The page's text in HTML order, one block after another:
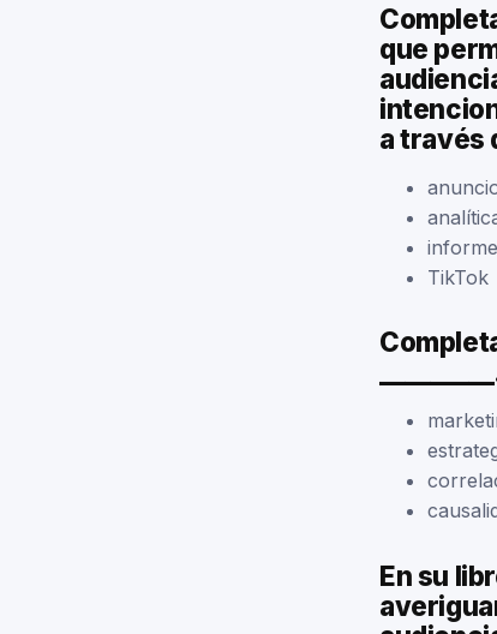
que
a través
TikTok
En su